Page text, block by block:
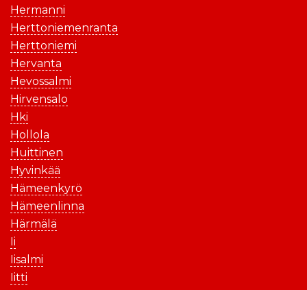
Hermanni
Herttoniemenranta
Herttoniemi
Hervanta
Hevossalmi
Hirvensalo
Hki
Hollola
Huittinen
Hyvinkää
Hämeenkyrö
Hämeenlinna
Härmälä
Ii
Iisalmi
Iitti